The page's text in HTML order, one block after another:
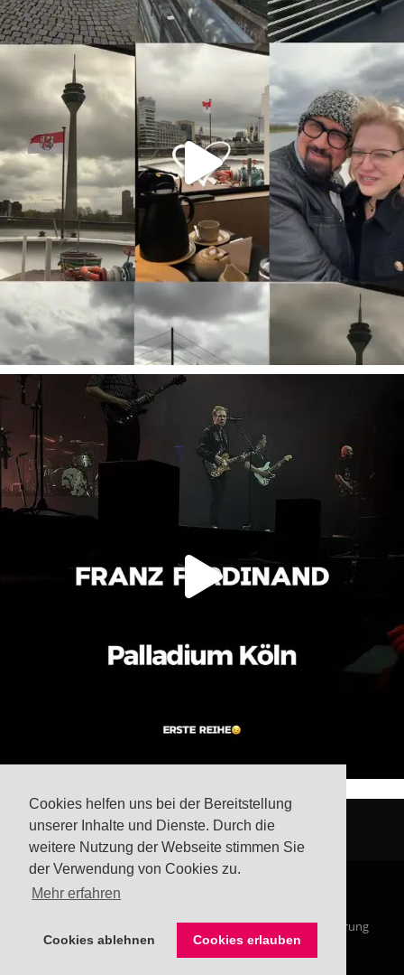
Cookies helfen uns bei der Bereitstellung
unserer Inhalte und Dienste. Durch die
weitere Nutzung der Webseite stimmen Sie
der Verwendung von Cookies zu.
Mehr erfahren
Cookies ablehnen Cookies erlauben
Impressum Datenschutzerklärung